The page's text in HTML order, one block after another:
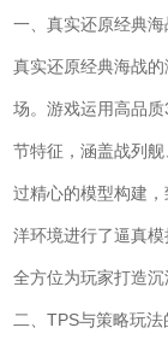
一、真实还原经典
真实还原经典海战
场。游戏运用高品
节特征，涵盖战列
过精心的模型构建
洋环境进行了逼真
全方位为玩家打造沉
二、TPS与策略玩